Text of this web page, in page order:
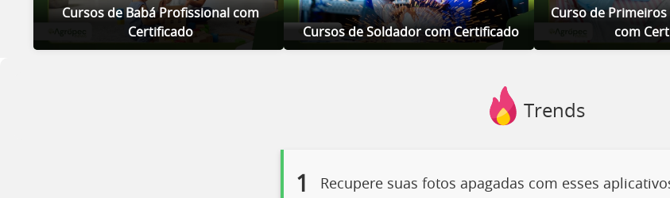
Cursos de Babá Profissional com
Certificado
Cursos de Soldador com Certificado
Curso de
com
Trends
1 Recupere suas fotos apagadas com esses